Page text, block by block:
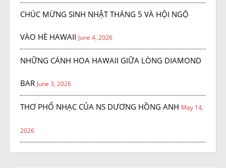
CHÚC MỪNG SINH NHẬT THÁNG 5 VÀ HỘI NGỘ
VÀO HÈ HAWAII June 4, 2026
NHỮNG CÁNH HOA HAWAII GIỮA LÒNG DIAMOND
BAR June 3, 2026
THƠ PHỔ NHẠC CỦA NS DƯƠNG HỒNG ANH May 14,
2026